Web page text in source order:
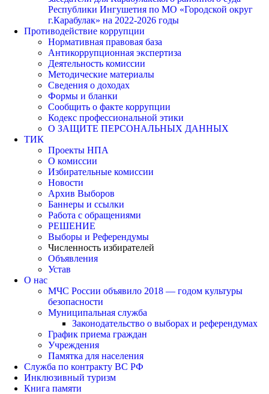
Республики Ингушетия по МО «Городской округ
г.Карабулак» на 2022-2026 годы
Противодействие коррупции
Нормативная правовая база
Антикоррупционная экспертиза
Деятельность комиссии
Методические материалы
Сведения о доходах
Формы и бланки
Сообщить о факте коррупции
Кодекс профессиональной этики
О ЗАЩИТЕ ПЕРСОНАЛЬНЫХ ДАННЫХ
ТИК
Проекты НПА
О комиссии
Избирательные комиссии
Новости
Архив Выборов
Баннеры и ссылки
Работа с обращениями
РЕШЕНИЕ
Выборы и Референдумы
Численность избирателей
Объявления
Устав
О нас
МЧС России объявило 2018 — годом культуры
безопасности
Муниципальная служба
Законодательство о выборах и референдумах
График приема граждан
Учреждения
Памятка для населения
Служба по контракту ВС РФ
Инклюзивный туризм
Книга памяти